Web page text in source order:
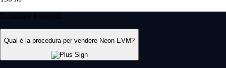
Domande frequenti
Qual è la procedura per vendere Neon EVM?